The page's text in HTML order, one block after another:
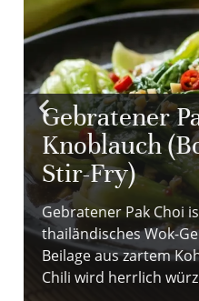
Gebratener
Knoblauch
Stir-Fry)
Gebratener Pak Choi
thailändisches Wok-
Beilage aus zartem
Chili wird herrlich